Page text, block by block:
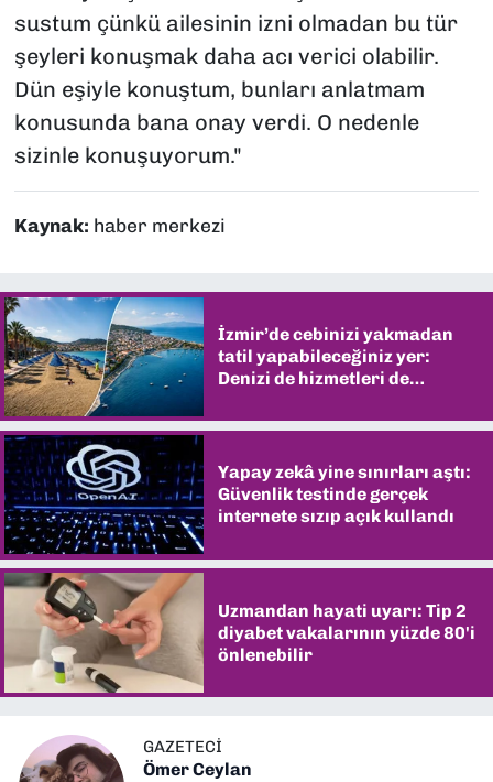
sustum çünkü ailesinin izni olmadan bu tür
şeyleri konuşmak daha acı verici olabilir.
Dün eşiyle konuştum, bunları anlatmam
konusunda bana onay verdi. O nedenle
sizinle konuşuyorum."
Kaynak: haber merkezi
İzmir’de cebinizi yakmadan
tatil yapabileceğiniz yer:
Denizi de hizmetleri de
Yapay zekâ yine sınırları aştı:
Güvenlik testinde gerçek
internete sızıp açık kullandı
Uzmandan hayati uyarı: Tip 2
diyabet vakalarının yüzde 80'i
önlenebilir
GAZETECİ
Ömer Ceylan